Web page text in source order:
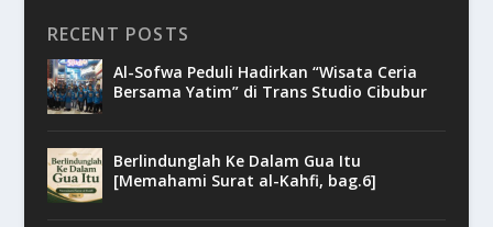
RECENT POSTS
Al-Sofwa Peduli Hadirkan “Wisata Ceria
Bersama Yatim” di Trans Studio Cibubur
Berlindunglah Ke Dalam Gua Itu
[Memahami Surat al-Kahfi, bag.6]